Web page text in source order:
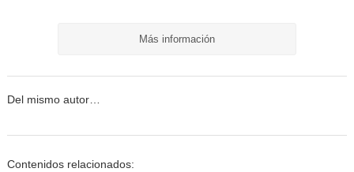
Más información
Del mismo autor…
Contenidos relacionados: